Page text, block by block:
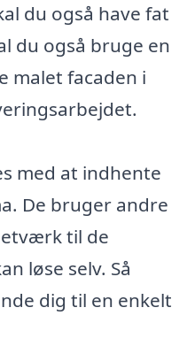
du også have fat
du også bruge en
malet facaden i
med at indhente
De bruger andre
til de
løse selv. Så
dig til en enkelt